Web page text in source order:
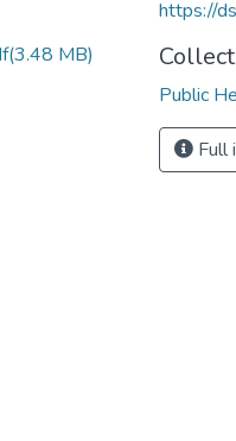
(3.48 MB)
https://
Full